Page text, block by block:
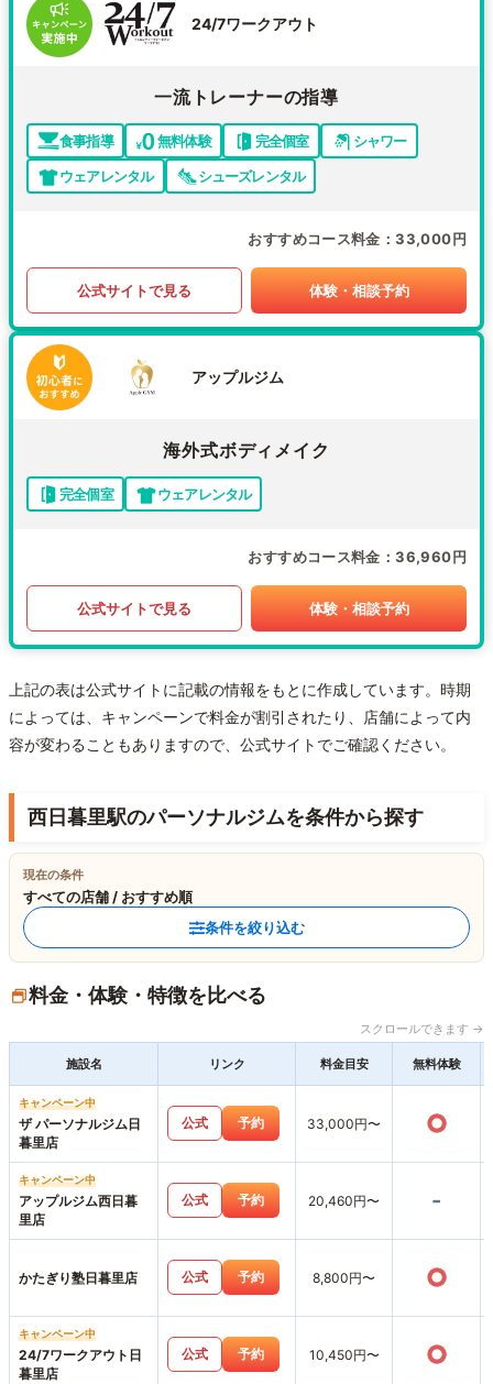
24/7ワークアウト
一流トレーナーの指導
食事指導 無料体験 完全個室
シャワー
ウェアレンタル
シューズレンタル
おすすめコース料金 33,000円
公式サイトで見る 体験・相談予約
アップルジム
海外式ボディメイク
完全個室 ウェアレンタル
おすすめコース料金 36,960円
公式サイトで見る 体験・相談予約
上記の表は公式サイトに記載の情報をもとに作成しています。時期
によっては、キャンペーンで料金が割引されたり、店舗によって内
容が変わることもありますので、公式サイトでご確認ください。
西日暮里駅のパーソナルジムを条件から探す
現在の条件
すべての店舗 / おすすめ順
条件を絞り込む
料金・体験・特徴を比べる
スクロールできます →
施設名 リンク 料金目安 無料体験
キャンペーン中
ザ パーソナルジム日
暮里店
公式 予約 33,000円〜 ○
キャンペーン中
アップルジム西日暮
里店
公式 予約 20,460円〜 -
かたぎり塾日暮里店 公式 予約 8,800円〜 ○
キャンペーン中
24/7ワークアウト日
暮里店
公式 予約 10,450円〜 ○